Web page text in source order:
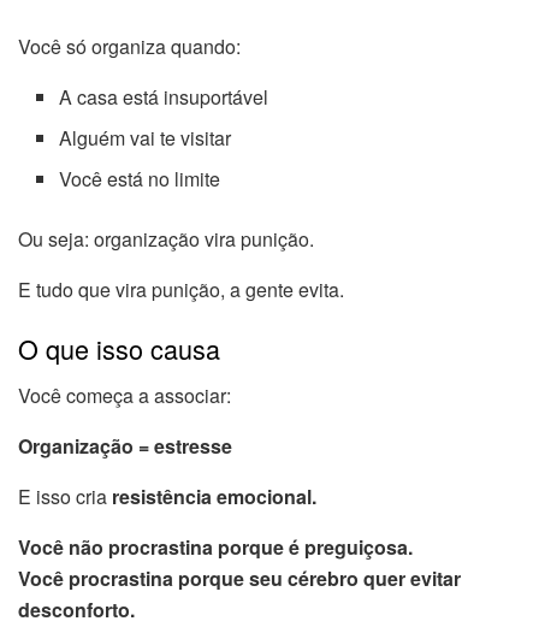
Você só organiza quando:
A casa está insuportável
Alguém vai te visitar
Você está no limite
Ou seja: organização vira punição.
E tudo que vira punição, a gente evita.
O que isso causa
Você começa a associar:
Organização = estresse
E isso cria resistência emocional.
Você não procrastina porque é preguiçosa.
Você procrastina porque seu cérebro quer evitar
desconforto.